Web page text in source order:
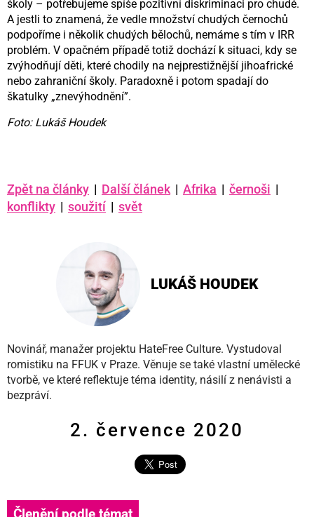
školy – potřebujeme spíše pozitivní diskriminaci pro chudé.
A jestli to znamená, že vedle množství chudých černochů
podpoříme i několik chudých bělochů, nemáme s tím v IRR
problém. V opačném případě totiž dochází k situaci, kdy se
zvýhodňují děti, které chodily na nejprestižnější jihoafrické
nebo zahraniční školy. Paradoxně i potom spadají do
škatulky „znevýhodnění”.
Foto: Lukáš Houdek
Zpět na články | Další článek | Afrika | černoši |
konflikty | soužití | svět
LUKÁŠ HOUDEK
Novinář, manažer projektu HateFree Culture. Vystudoval
romistiku na FFUK v Praze. Věnuje se také vlastní umělecké
tvorbě, ve které reflektuje téma identity, násilí z nenávisti a
bezpráví.
2. července 2020
Členění podle témat